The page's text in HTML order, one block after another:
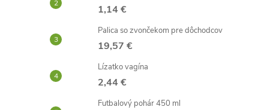
1,14 €
Palica so zvončekom pre dôchodcov
19,57 €
Lízatko vagína
2,44 €
Futbalový pohár 450 ml
–39 %